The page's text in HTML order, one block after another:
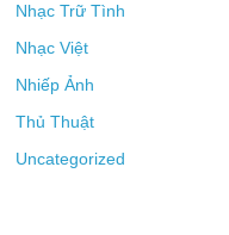
Nhạc Trữ Tình
Nhạc Việt
Nhiếp Ảnh
Thủ Thuật
Uncategorized